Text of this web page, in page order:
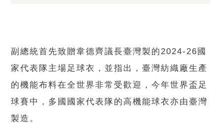
副總統首先致贈韋德齊議長臺灣製的2024-26國
家代表隊主場足球衣，並指出，臺灣紡織廠生產
的機能布料在全世界非常受歡迎，今年世界盃足
球賽中，多國國家代表隊的高機能球衣亦由臺灣
製造。